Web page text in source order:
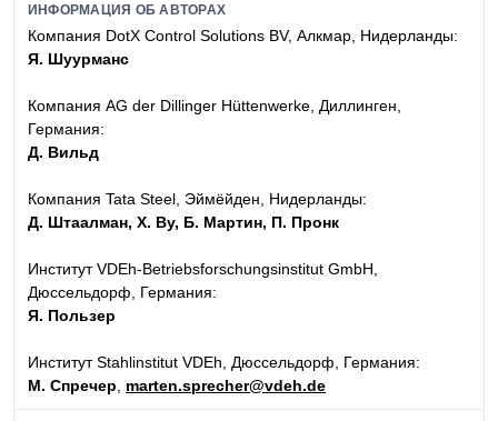
ИНФОРМАЦИЯ ОБ АВТОРАХ
Компания DotX Control Solutions BV, Алкмар, Нидерланды:
Я. Шуурманс
Компания AG der Dillinger Hüttenwerke, Диллинген,
Германия:
Д. Вильд
Компания Tata Steel, Эймёйден, Нидерланды:
Д. Штаалман, Х. Ву, Б. Мартин, П. Пронк
Институт VDEh-Betriebsforschungsinstitut GmbH,
Дюссельдорф, Германия:
Я. Пользер
Институт Stahlinstitut VDEh, Дюссельдорф, Германия:
М. Спречер
marten.sprecher@vdeh.de